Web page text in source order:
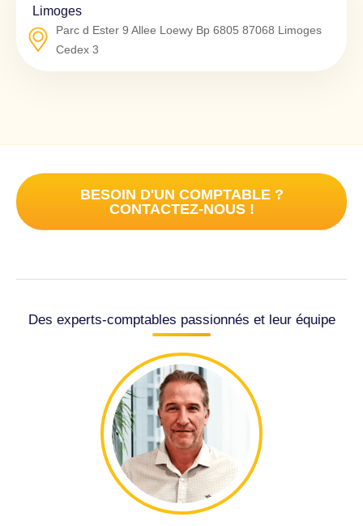
Limoges
Parc d Ester 9 Allee Loewy Bp 6805 87068 Limoges
Cedex 3
BESOIN D'UN COMPTABLE ?
CONTACTEZ-NOUS !
Des experts-comptables passionnés et leur équipe